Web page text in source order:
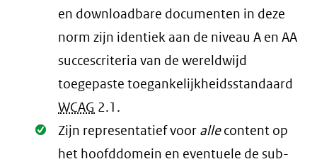
en downloadbare documenten in deze
norm zijn identiek aan de niveau A en AA
succescriteria van de wereldwijd
toegepaste toegankelijkheidsstandaard
WCAG 2.1 .
Oké.
Zijn representatief voor allecontent op
het hoofddomein en eventuele de sub-